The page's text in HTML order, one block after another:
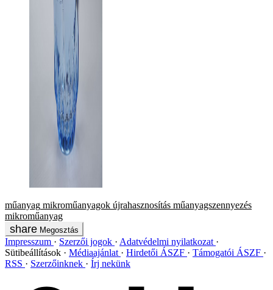
műanyag mikroműanyagok újrahasznosítás műanyagszennyezés
mikroműanyag
Megosztás
Impresszum Szerzői jogok
Adatvédelmi nyilatkozat
Sütibeállítások
Médiaajánlat Hirdetői ÁSZF
Támogatói ÁSZF
RSS
Szerzőinknek Írj nekünk